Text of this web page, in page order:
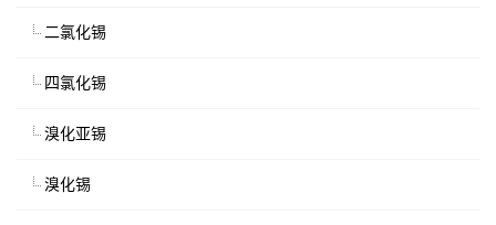
二氯化锡
四氯化锡
溴化亚锡
溴化锡